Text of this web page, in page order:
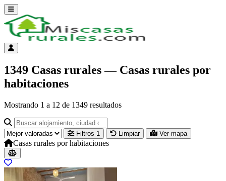
Abrir menú
Menú de cuenta
1349 Casas rurales — Casas rurales por
habitaciones
Mostrando 1 a 12 de 1349 resultados
Buscar alojamiento, ciudad o provincia para ir a su página
Filtros 1 Limpiar Ver mapa
Casas rurales por habitaciones
Resultados del listado